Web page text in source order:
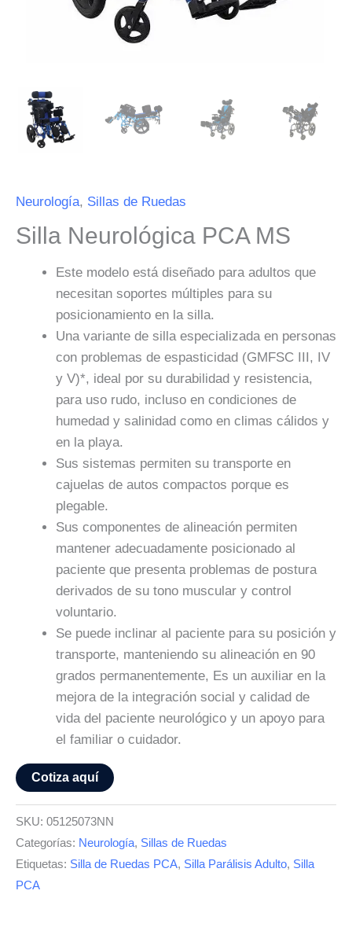
Neurología, Sillas de Ruedas
Silla Neurológica PCA MS
Este modelo está diseñado para adultos que
necesitan soportes múltiples para su
posicionamiento en la silla.
Una variante de silla especializada en personas
con problemas de espasticidad (GMFSC III, IV
y V)*, ideal por su durabilidad y resistencia,
para uso rudo, incluso en condiciones de
humedad y salinidad como en climas cálidos y
en la playa.
Sus sistemas permiten su transporte en
cajuelas de autos compactos porque es
plegable.
Sus componentes de alineación permiten
mantener adecuadamente posicionado al
paciente que presenta problemas de postura
derivados de su tono muscular y control
voluntario.
Se puede inclinar al paciente para su posición y
transporte, manteniendo su alineación en 90
grados permanentemente, Es un auxiliar en la
mejora de la integración social y calidad de
vida del paciente neurológico y un apoyo para
el familiar o cuidador.
Cotiza aquí
SKU: 05125073NN
Categorías: Neurología, Sillas de Ruedas
Etiquetas: Silla de Ruedas PCA, Silla Parálisis Adulto, Silla
PCA